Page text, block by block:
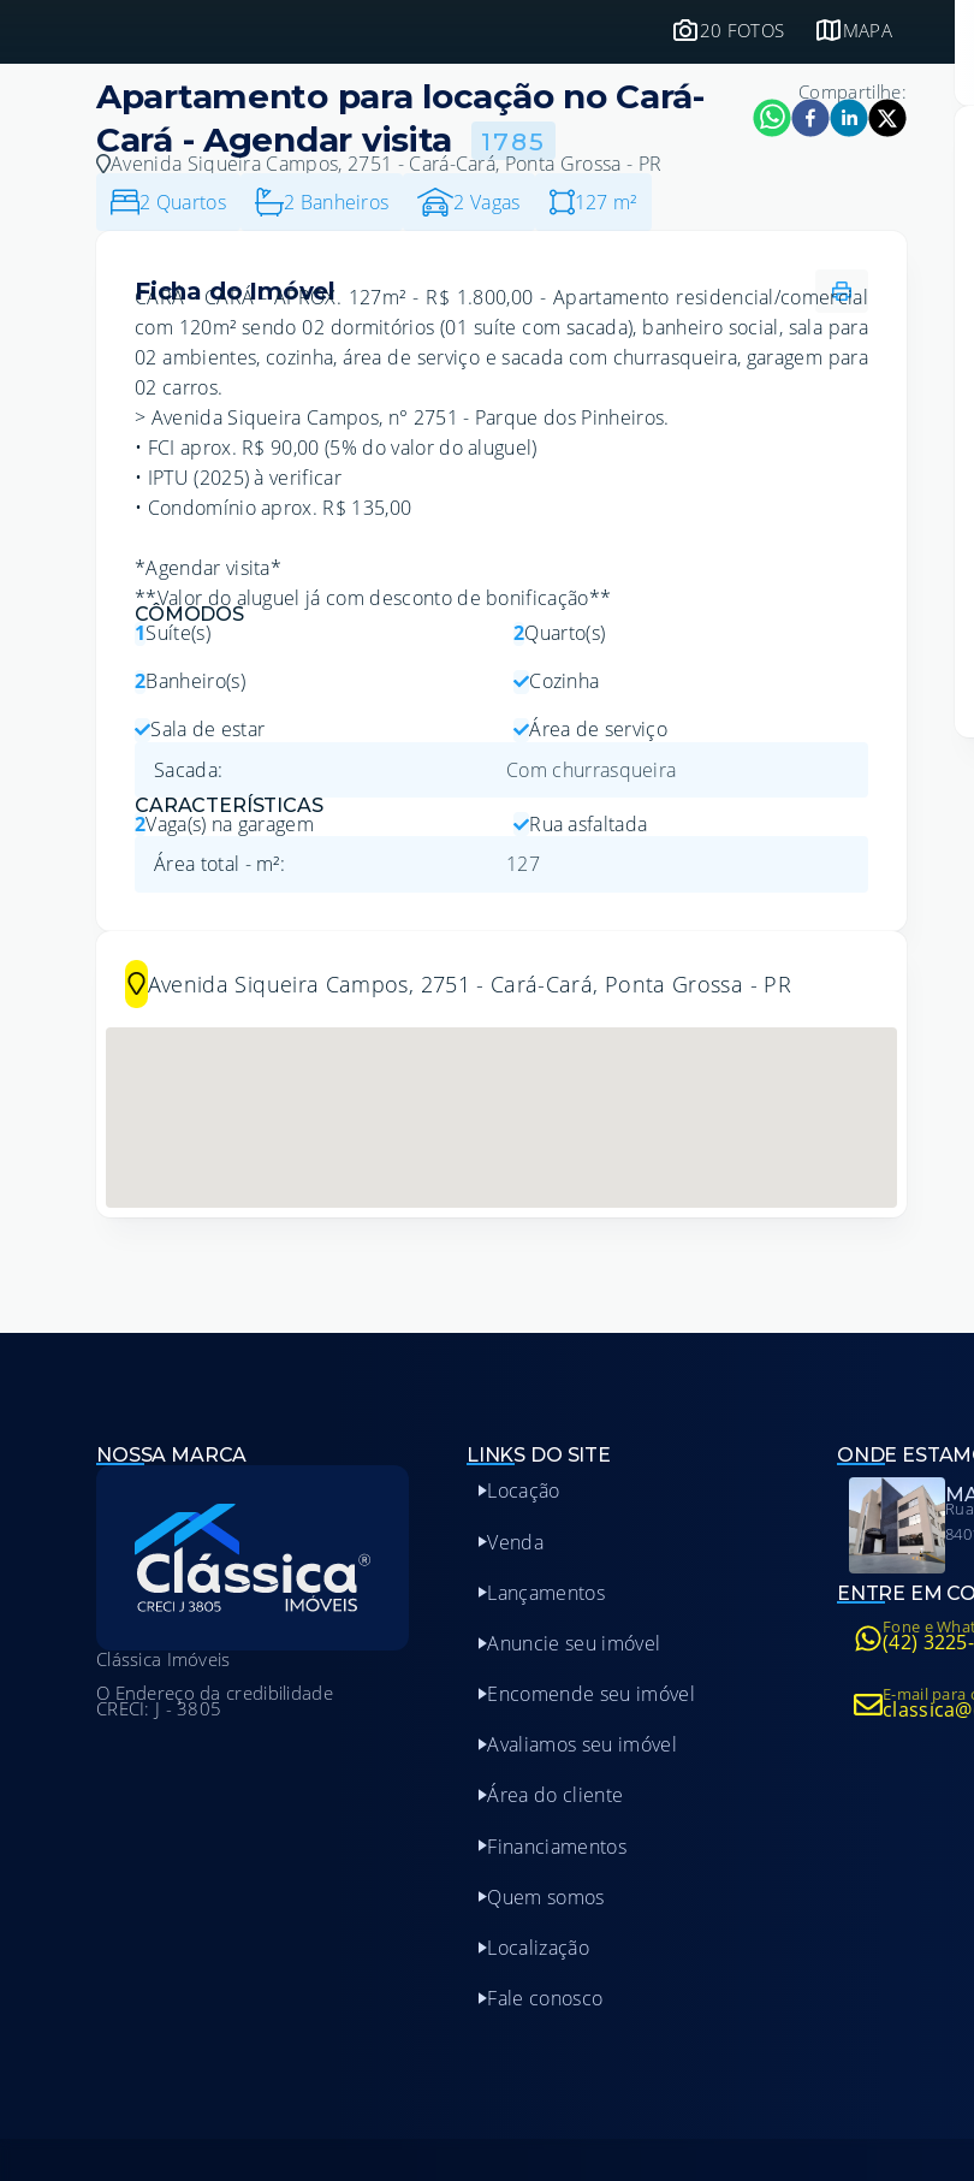
20 FOTOS MAPA
Apartamento para locação no Cará-
Cará - Agendar visita
1785
Avenida Siqueira Campos, 2751 - Cará-Cará, Ponta Grossa - PR
Compartilhe:
2 Quartos 2 Banheiros 2 Vagas 127 m²
Ficha do Imóvel
CARÁ - CARÁ - APROX. 127m² - R$ 1.800,00 - Apartamento residencial/comercial
com 120m² sendo 02 dormitórios (01 suíte com sacada), banheiro social, sala para
02 ambientes, cozinha, área de serviço e sacada com churrasqueira, garagem para
02 carros.
> Avenida Siqueira Campos, n° 2751 - Parque dos Pinheiros.
• FCI aprox. R$ 90,00 (5% do valor do aluguel)
• IPTU (2025) à verificar
• Condomínio aprox. R$ 135,00
*Agendar visita*
**Valor do aluguel já com desconto de bonificação**
CÔMODOS
1Suíte(s) 2Quarto(s)
2Banheiro(s)
Cozinha
Sala de estar
Área de serviço
Sacada: Com churrasqueira
CARACTERÍSTICAS
2Vaga(s) na garagem
Rua asfaltada
Área total - m²: 127
Avenida Siqueira Campos, 2751 - Cará-Cará, Ponta Grossa - PR
NOSSA MARCA
Clássica Imóveis
O Endereço da credibilidade
CRECI: J - 3805
LINKS DO SITE
Locação
Venda
Lançamentos
Anuncie seu imóvel
Encomende seu imóvel
Avaliamos seu imóvel
Área do cliente
Financiamentos
Quem somos
Localização
Fale conosco
ONDE
ENTRE EM
Fone e
(42)
E-mail para